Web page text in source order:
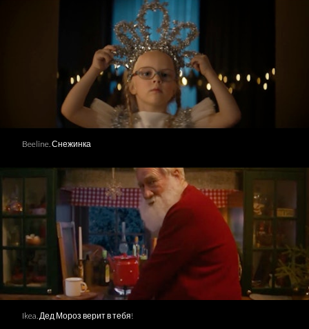
Beeline. Снежинка
Ikea. Дед Мороз верит в тебя!